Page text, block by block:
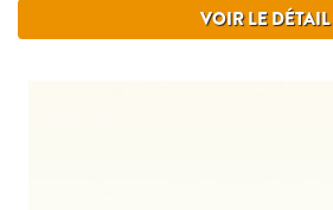
VOIR LE DÉTAIL